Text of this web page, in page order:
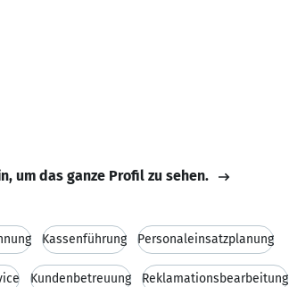
um das ganze Profil zu sehen.
Kassenführung Personaleinsatzplanung
Kundenbetreuung Reklamationsbearbeitung